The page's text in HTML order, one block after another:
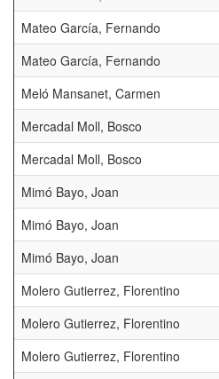
Mateo García, Fernando
Mateo García, Fernando
Meló Mansanet, Carmen
Mercadal Moll, Bosco
Mercadal Moll, Bosco
Mimó Bayo, Joan
Mimó Bayo, Joan
Mimó Bayo, Joan
Molero Gutierrez, Florentino
Molero Gutierrez, Florentino
Molero Gutierrez, Florentino